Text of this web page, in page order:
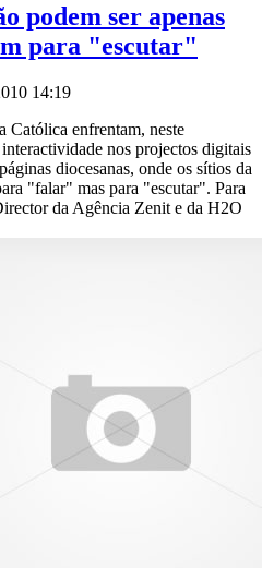
podem ser apenas
para "escutar"
14:19
Católica enfrentam, neste
nos projectos digitais
diocesanas, onde os sítios da
"falar" mas para "escutar". Para
da Agência Zenit e da H2O